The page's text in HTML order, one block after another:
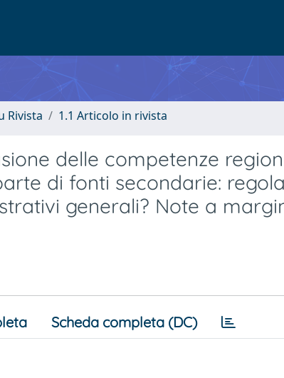
Rivista 1.1 Articolo in rivista
delle competenze
di fonti secondarie:
generali? Note a
Scheda completa (DC)